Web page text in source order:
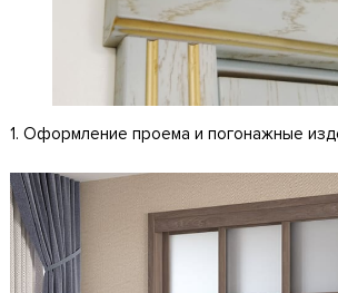
1. Оформление проема и погонажные